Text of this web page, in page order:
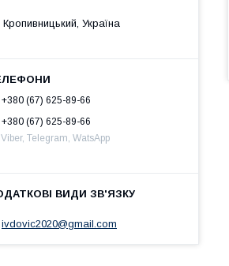
Кропивницький, Україна
+380 (67) 625-89-66
+380 (67) 625-89-66
Viber, Telegram, WatsApp
ivdovic2020@gmail.com